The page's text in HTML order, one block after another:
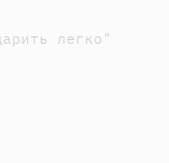
легко"